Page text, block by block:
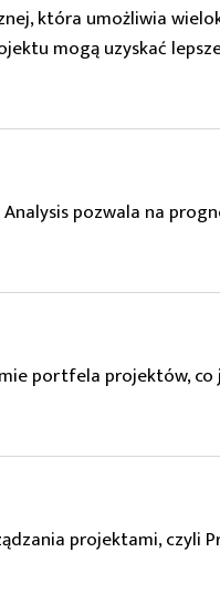
która umożliwia
mogą uzyskać
pozwala na
portfela projektów,
projektami, czyli